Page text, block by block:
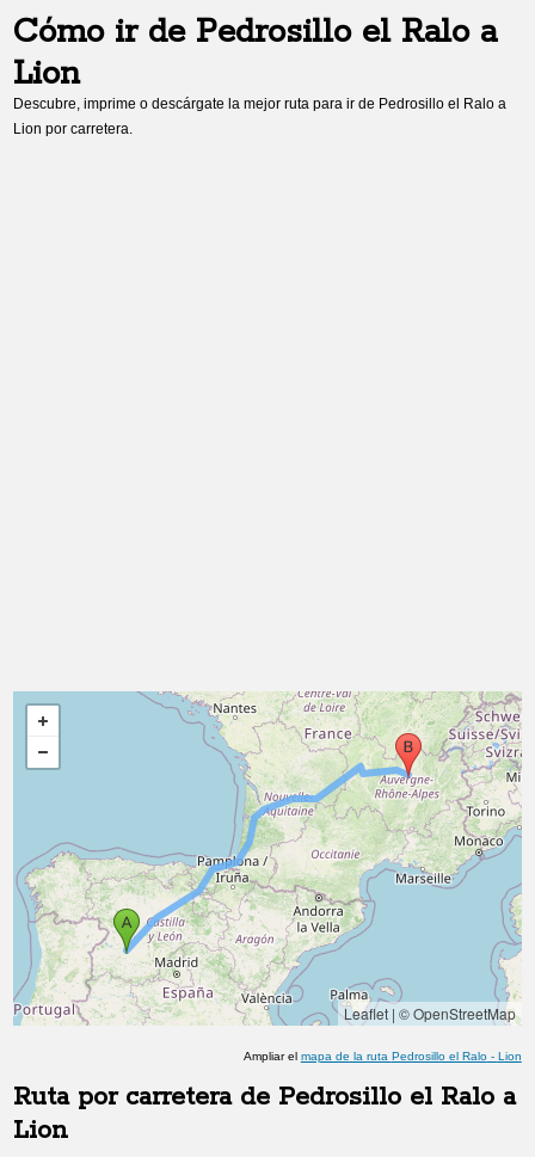
Cómo ir de Pedrosillo el Raloa
Lion
Descubre, imprime o descárgate la mejor ruta para ir de Pedrosillo el Ralo a
Lion por carretera.
Leaflet| © OpenStreetMap
Ampliar el mapa de la ruta Pedrosillo el Ralo- Lion
Ruta por carretera de Pedrosillo el Ralo a
Lion